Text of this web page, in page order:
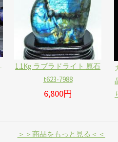
1.1Kg ラブラドライト 原石
t623-7988
6,800円
＞＞商品をもっと見る＜＜